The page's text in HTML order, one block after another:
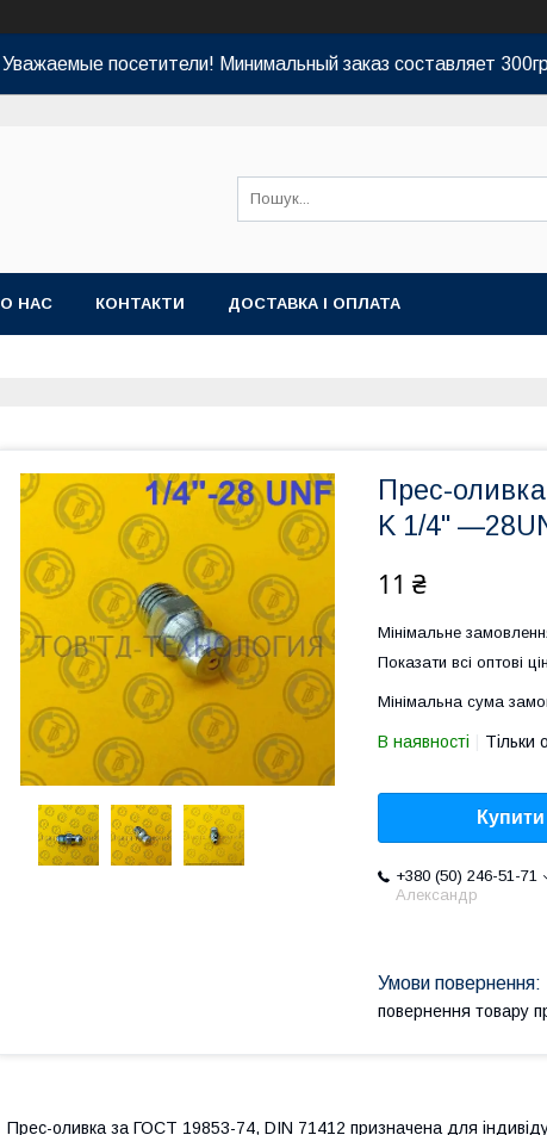
Уважаемые посетители! Минимальный заказ составляет
О НАС КОНТАКТИ ДОСТАВКА І ОПЛАТА
Прес-
K 1/4"
11 ₴
Мінімальне
Показати всі оптові
Мінімальна сума
В наявності Тільки
Купити
+380 (50) 246-51-71
Александр
повернення товару
Прес-оливка за ГОСТ 19853-74, DIN 71412 призначена для